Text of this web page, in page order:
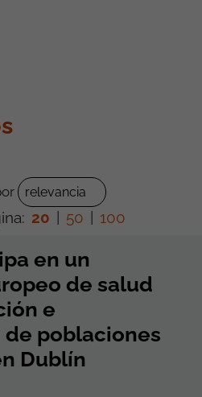
20 50 100
en un
de salud
e
poblaciones
Dublín